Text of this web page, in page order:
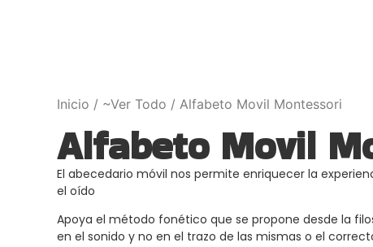
Inicio / ~Ver Todo / Alfabeto Movil Montessori
Alfabeto Movil
El abecedario móvil nos permite enriquecer la
el oído
Apoya el método fonético que se propone desde la
en el sonido y no en el trazo de las mismas o el